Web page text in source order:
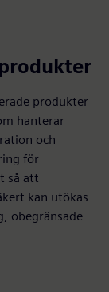
produkter
hanterar
och
för
så att
kan utökas
obegränsade